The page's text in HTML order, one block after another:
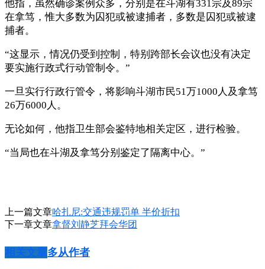
他指，虽然确诊案例众多，分别是在斗湖有331宗及89宗
在拿笃，惟大多数为囚犯或被逮捕者，多数是囚犯或被逮
捕者。
“这显示，情况仍受到控制，特别跨部长会议也没有决定
要实施行政式行动管制令。”
一旦实行行政行管令，将影响斗湖市民51万1000人及拿笃
26万6000人。
无论如何，他指卫生部会鉴特地相关定区，进行检验。
“当局也在斗湖及拿笃分别鉴定了隔离中心。”
上一篇文章哈扎尼:交通违规罚单 半价折扣
下一章文章拿督刘静芝拜会华团
相关文章多从作者